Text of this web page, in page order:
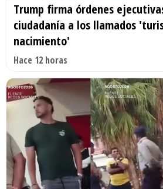
Trump firma órdenes
ciudadanía a los llamados
nacimiento'
Hace 12 horas